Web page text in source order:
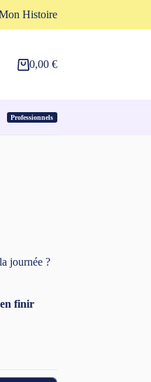
Histoire
Panier
0,00 €
Espace Pro
Professionnels
journée ?
finir